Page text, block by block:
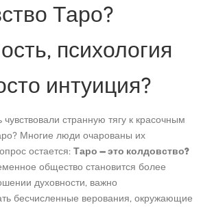
Таро?
психология
интуиция?
странную тягу к красочным
Многие люди очарованы их
остается: Таро — это колдовство?
общество становится более
духовности, важно
бесчисленные верования, окружающие